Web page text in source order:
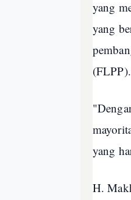
yang
yang
(FLPP).
yang
H.